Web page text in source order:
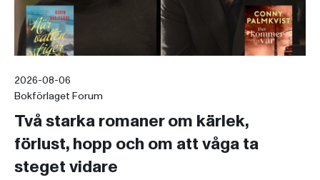
2026-08-06
Bokförlaget Forum
Två starka romaner om kärlek,
förlust, hopp och om att våga ta
steget vidare